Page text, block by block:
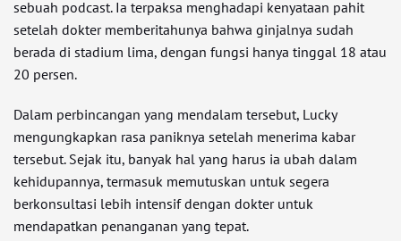
sebuah podcast. Ia terpaksa menghadapi kenyataan pahit
setelah dokter memberitahunya bahwa ginjalnya sudah
berada di stadium lima, dengan fungsi hanya tinggal 18 atau
20 persen.
Dalam perbincangan yang mendalam tersebut, Lucky
mengungkapkan rasa paniknya setelah menerima kabar
tersebut. Sejak itu, banyak hal yang harus ia ubah dalam
kehidupannya, termasuk memutuskan untuk segera
berkonsultasi lebih intensif dengan dokter untuk
mendapatkan penanganan yang tepat.